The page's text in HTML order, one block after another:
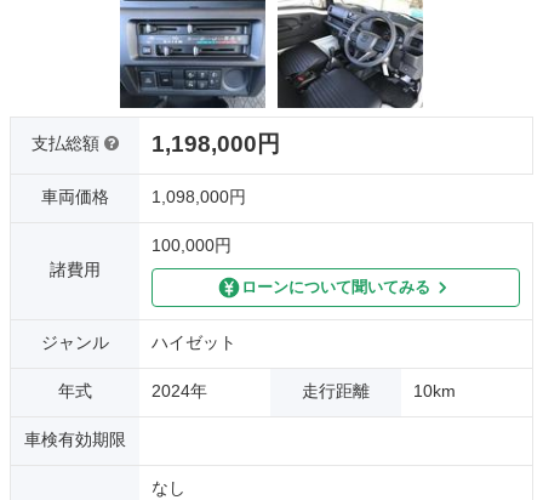
支払総額 1,198,000円
車両価格 1,098,000円
諸費用
100,000円
ローンについて聞いてみる
ジャンル ハイゼット
年式 2024年 走行距離 10km
車検有効期限
なし